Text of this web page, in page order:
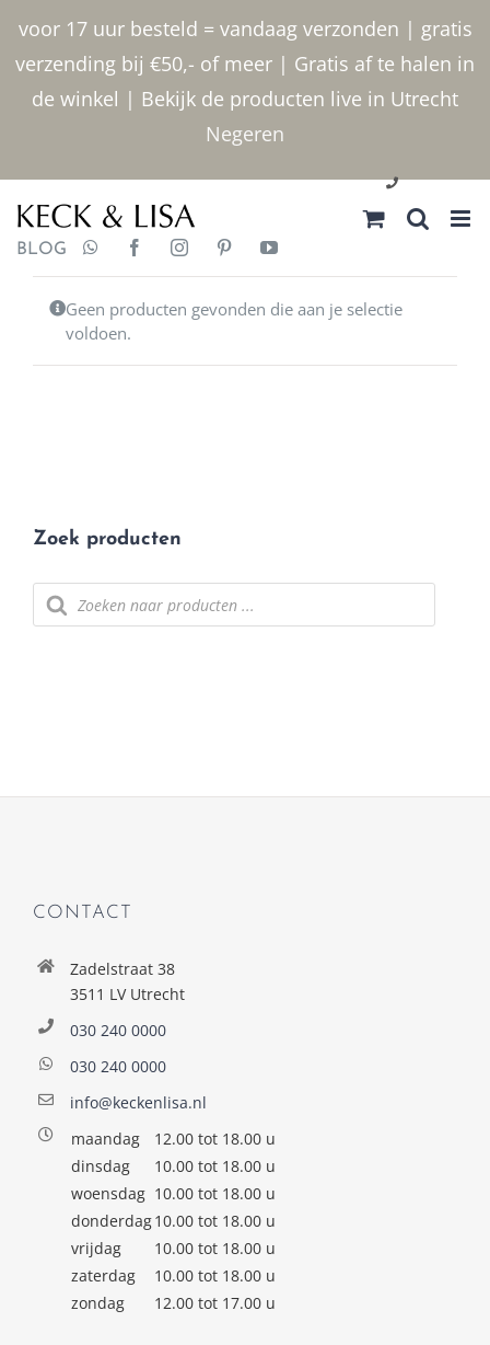
voor 17 uur besteld = vandaag verzonden | gratis
verzending bij €50,- of meer | Gratis af te halen in
de winkel | Bekijk de producten live in Utrecht
Negeren
inhoud
030 2400000
BLOG
Geen producten gevonden die aan je selectie
voldoen.
Zoek producten
Producten
zoeken
CONTACT
Zadelstraat 38
3511 LV Utrecht
030 240 0000
030 240 0000
info@keckenlisa.nl
maandag
12.00 tot 18.00 u
dinsdag
10.00 tot 18.00 u
woensdag 10.00 tot 18.00 u
donderdag10.00 tot 18.00 u
vrijdag
10.00 tot 18.00 u
zaterdag
10.00 tot 18.00 u
zondag
12.00 tot 17.00 u